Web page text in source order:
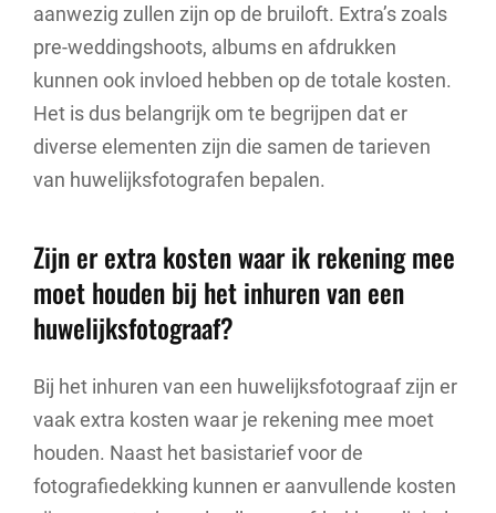
aanwezig zullen zijn op de bruiloft. Extra’s zoals
pre-weddingshoots, albums en afdrukken
kunnen ook invloed hebben op de totale kosten.
Het is dus belangrijk om te begrijpen dat er
diverse elementen zijn die samen de tarieven
van huwelijksfotografen bepalen.
Zijn er extra kosten waar ik rekening mee
moet houden bij het inhuren van een
huwelijksfotograaf?
Bij het inhuren van een huwelijksfotograaf zijn er
vaak extra kosten waar je rekening mee moet
houden. Naast het basistarief voor de
fotografiedekking kunnen er aanvullende kosten